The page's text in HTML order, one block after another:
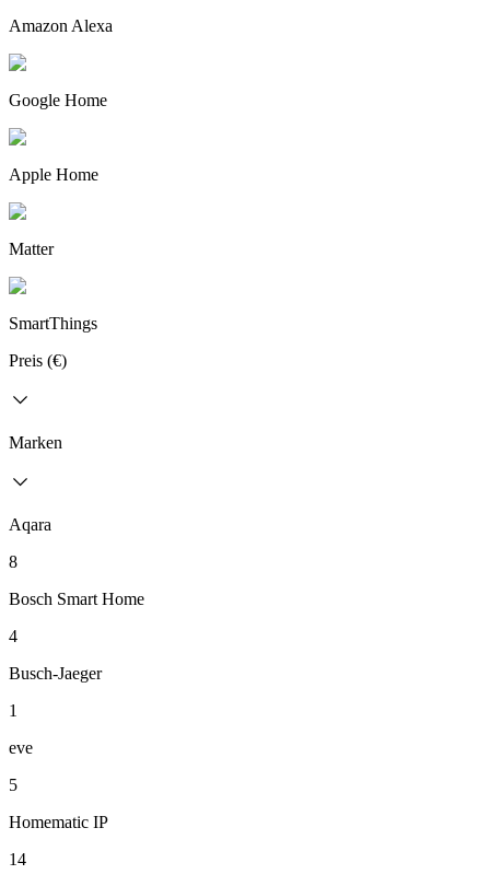
Amazon Alexa
Google Home
Apple Home
Matter
SmartThings
Preis (€)
Marken
Aqara
8
Bosch Smart Home
4
Busch-Jaeger
1
eve
5
Homematic IP
14